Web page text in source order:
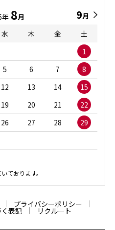
年 8月 9月
水 木 金
土
1
5 6 7
8
12 13 14
15
19 20 21
22
26 27 28
29
ております。
プライバシーポリシー
表記 リクルート